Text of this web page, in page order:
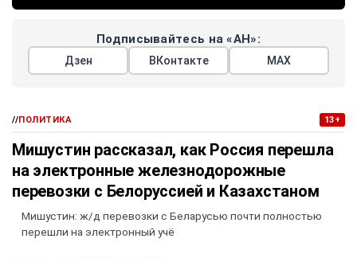
Подписывайтесь на «АН»:
Дзен ВКонтакте МАХ
//ПОЛИТИКА 13+
Мишустин рассказал, как Россия перешла
на электронные железнодорожные
перевозки с Белоруссией и Казахстаном
Мишустин: ж/д перевозки с Беларусью почти полностью
перешли на электронный учё